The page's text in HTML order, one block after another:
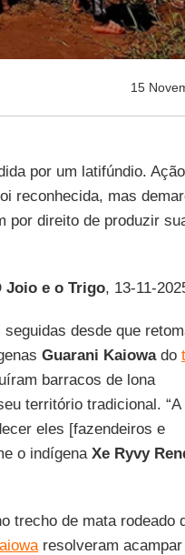
15
por um latifúndio. Ação
reconhecida, mas
por direito de produzir
Joio e o Trigo, 13-11-
desde que
Guarani Kaiowado
barracos de lona
território tradicional. “A
eles [fazendeiros e
o indígena Xe Ryvy
trecho de mata rodeado
resolveram acampar